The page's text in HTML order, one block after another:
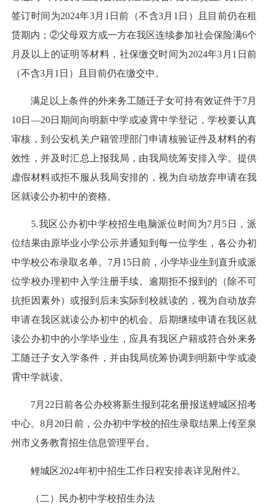
签订时间为2024年3月1日前（不含3月1日）且目前仍在租
赁期内；②父母双方或一方在我区连续参加社会保险满6个
月及以上的证明等材料，社保缴交时间为2024年3月1日前
（不含3月1日）且目前仍在缴交中。
满足以上条件的外来务工随迁子女可持有效证件于7月
10日—20日期间向明新中学或凌霄中学登记，学校要认真
审核，到公安机关户籍管理部门申请核验证件及材料的有
效性，并及时汇总上报我局，由我局统筹安排入学。提供
虚假材料或拒不服从我局安排的，视为自动放弃申请在我
区就读公办初中的资格。
5.我区公办初中学校招生电脑派位时间为7月5日，派
位结果由原毕业小学公示并通知到每一位学生，各公办初
中学校公布录取名单。7月15日前，小学毕业生到直升或派
位学校办理初中入学注册手续。逾期拒不报到的（除不可
抗拒因素外）或报到后未实际到校就读的，视为自动放弃
申请在我区就读公办初中的机会。后期继续申请在我区就
读公办初中的小学毕业生，应具有我区户籍或符合外来务
工随迁子女入学条件，并由我局统筹协调到明新中学或凌
霄中学就读。
7月22日前各公办校将新生报到花名册报送鲤城区招考
中心。8月20日前，公办初中学校的招生录取结果上传至泉
州市义务教育招生信息管理平台。
鲤城区2024年初中招生工作日程安排表详见附件2。
（二）民办初中学校招生办法